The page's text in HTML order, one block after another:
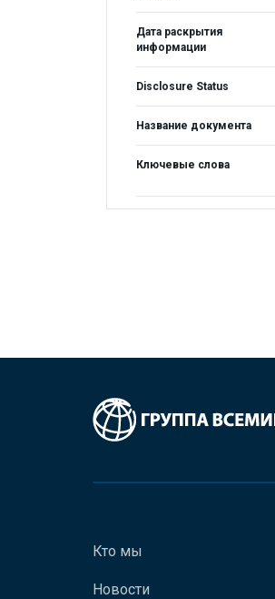
Дата раскрытия
информации
Disclosure Status
Название документа
Ключевые слова
Кто мы
Новости